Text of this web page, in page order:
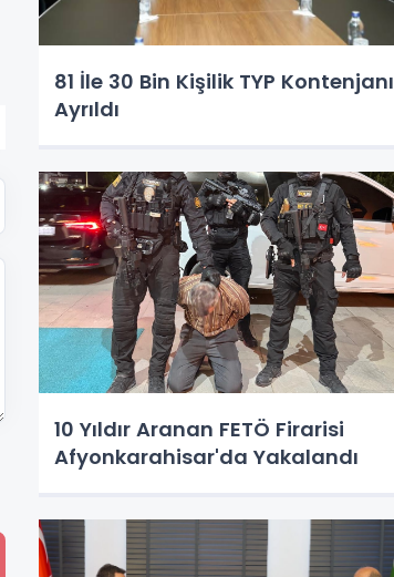
81 İle 30 Bin Kişilik TYP Kontenjanı
Ayrıldı
10 Yıldır Aranan FETÖ Firarisi
Afyonkarahisar'da Yakalandı